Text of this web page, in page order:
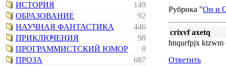
ИСТОРИЯ
149
ОБРАЗОВАНИЕ
92
НАУЧНАЯ ФАНТАСТИКА
446
ПРИКЛЮЧЕНИЯ
98
ПРОГРАММИСТСКИЙ ЮМОР
8
ПРОЗА
687
Рубрика "Он и
crixvf axetq
hnqurfpjx ktzwm
Ответить